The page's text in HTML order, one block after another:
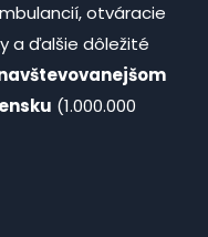
otváracie
a ďalšie dôležité
(1.000.000